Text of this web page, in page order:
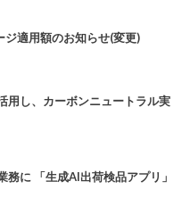
適用額のお知らせ(変更)
用し、カーボンニュートラル実
に 「生成AI出荷検品アプリ」